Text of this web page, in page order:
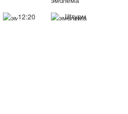
12:20 Штурм